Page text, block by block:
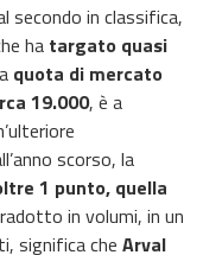
secondo in classifica,
ha targato quasi
quota di mercato
19.000, è a
scorso, la
1 punto, quella
in volumi, in un
significa che Arval